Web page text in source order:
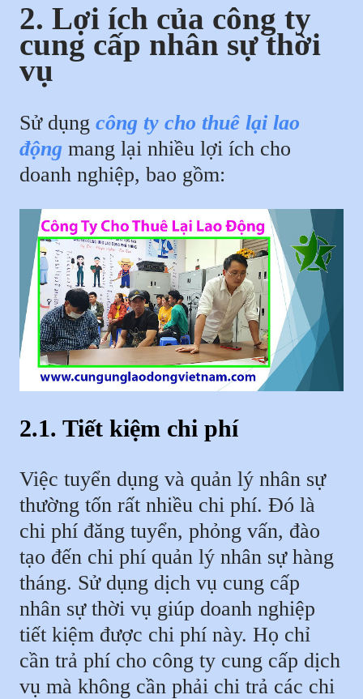
2. Lợi ích của công ty
cung cấp nhân sự thời
vụ
Sử dụng công ty cho thuê lại lao
động mang lại nhiều lợi ích cho
doanh nghiệp, bao gồm:
2.1. Tiết kiệm chi phí
Việc tuyển dụng và quản lý nhân sự
thường tốn rất nhiều chi phí. Đó là
chi phí đăng tuyển, phỏng vấn, đào
tạo đến chi phí quản lý nhân sự hàng
tháng. Sử dụng dịch vụ cung cấp
nhân sự thời vụ giúp doanh nghiệp
tiết kiệm được chi phí này. Họ chỉ
cần trả phí cho công ty cung cấp dịch
vụ mà không cần phải chi trả các chi